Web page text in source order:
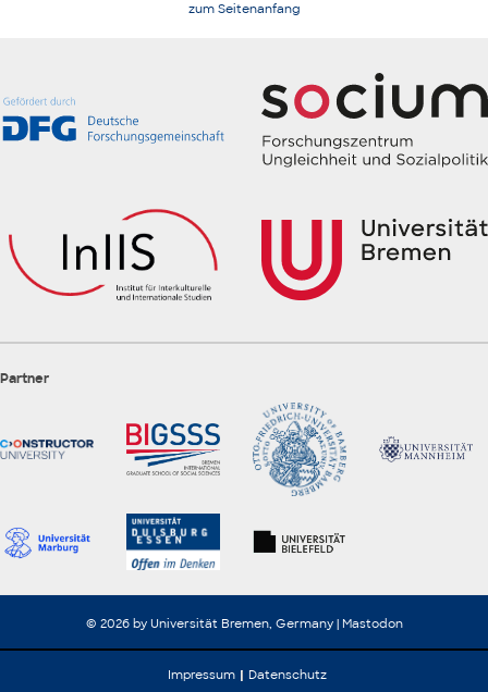
zum Seitenanfang
Partner
© 2026 by Universität Bremen, Germany | Mastodon
Impressum Datenschutz